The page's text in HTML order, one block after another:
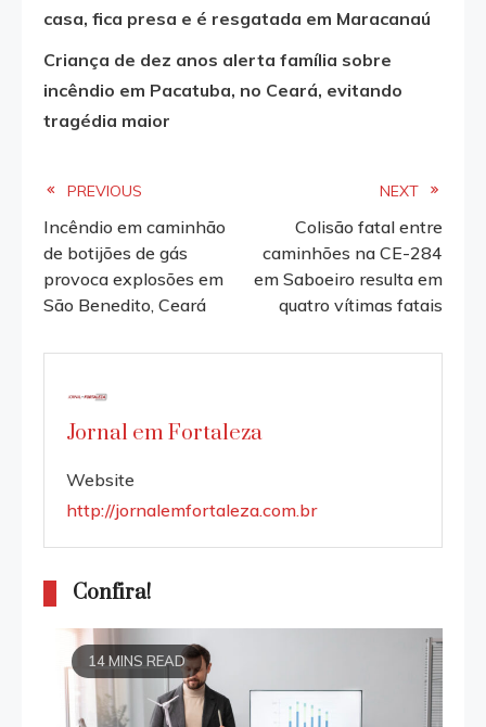
casa, fica presa e é resgatada em Maracanaú
Criança de dez anos alerta família sobre
incêndio em Pacatuba, no Ceará, evitando
tragédia maior
Read
more
articles
PREVIOUS
Incêndio em caminhão
de botijões de gás
provoca explosões em
São Benedito, Ceará
NEXT
Colisão fatal entre
caminhões na CE-284
em Saboeiro resulta em
quatro vítimas fatais
Jornal em Fortaleza
Website
http://jornalemfortaleza.com.br
Confira!
14 MINS READ